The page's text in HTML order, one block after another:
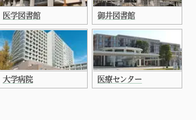
医学図書館 御井図書館
大学病院 医療センター